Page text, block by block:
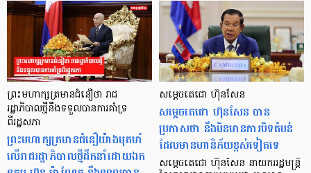
ព្រះមហាក្សត្រមានជំនឿថា រាជ
រដ្ឋាភិបាលថ្មីនឹងទទួលបានការគាំទ្រ
ពីរដ្ឋសភា
ព្រះមហាក្សត្រមានជំនឿយ៉ាងមុតមាំ
លើរាជរដ្ឋាភិបាលថ្មីដឹកនាំដោយឯក
សម្ដេចតេជោ ហ៊ុនសែន
សម្ដេចតេជោ ហ៊ុនសែន បាន
ប្រកាសថា នឹងមិនមានការបិទតំបន់
ដែលមានហានិភ័យខ្ពស់ទៀតទេ
សម្ដេចតេជោ ហ៊ុនសែន នាយកររដ្ឋមន្រ្តី